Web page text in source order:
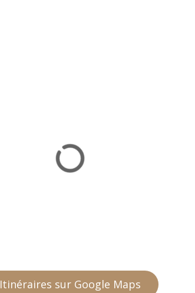
Itinéraires sur Google Maps